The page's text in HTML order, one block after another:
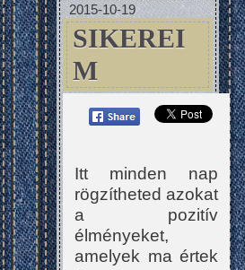
2015-10-19
SIKEREI
M
Itt minden nap
rögzítheted azokat
a pozitív
élményeket,
amelyek ma értek